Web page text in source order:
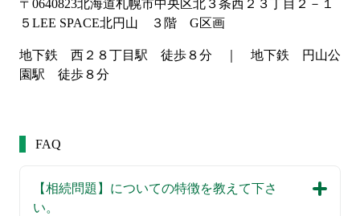
〒0640823北海道札幌市中央区北３条西２３丁目２－１
５LEE SPACE北円山 ３階 G区画
地下鉄　西２８丁目駅　徒歩８分　｜　地下鉄　円山公
園駅　徒歩８分
FAQ
【相続問題】についての特徴を教えて下さ
い。